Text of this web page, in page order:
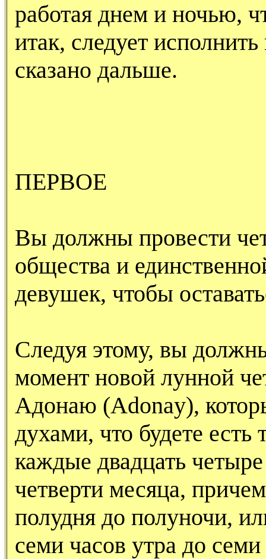
работая днем и ночью,
итак, следует
сказано дальше.
ПЕРВОЕ
Вы должны провести
общества и
девушек, чтобы
Следуя этому, вы
момент новой лунной
Адонаю (Adonay),
духами, что будете есть
каждые двадцать
четверти месяца,
полудня до полуночи,
семи часов утра до